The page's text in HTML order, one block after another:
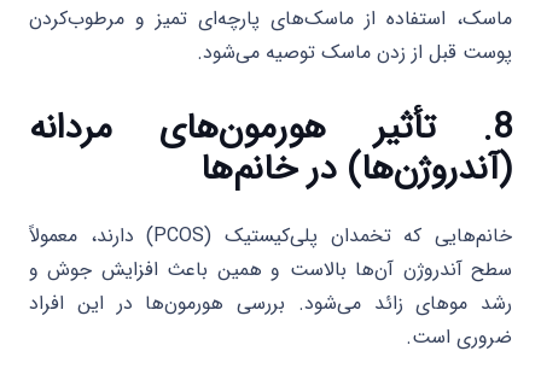
ماسک، استفاده از ماسک‌های پارچه‌ای تمیز و مرطوب‌کردن
پوست قبل از زدن ماسک توصیه می‌شود.
8. تأثیر هورمون‌های مردانه
(آندروژن‌ها) در خانم‌ها
خانم‌هایی که تخمدان پلی‌کیستیک (PCOS) دارند، معمولاً
سطح آندروژن آن‌ها بالاست و همین باعث افزایش جوش و
رشد موهای زائد می‌شود. بررسی هورمون‌ها در این افراد
ضروری است.